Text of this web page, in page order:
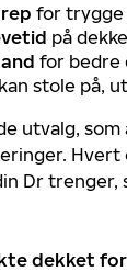
for trygge
på
for
stole på,
utvalg,
Hvert
Dr trenger,
dekket